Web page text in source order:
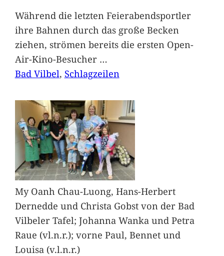
Während die letzten Feierabendsportler
ihre Bahnen durch das große Becken
ziehen, strömen bereits die ersten Open-
Air-Kino-Besucher …
Bad Vilbel, Schlagzeilen
My Oanh Chau-Luong, Hans-Herbert
Dernedde und Christa Gobst von der Bad
Vilbeler Tafel; Johanna Wanka und Petra
Raue (vl.n.r.); vorne Paul, Bennet und
Louisa (v.l.n.r.)